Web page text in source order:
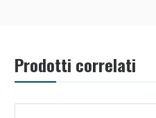
Prodotti correlati